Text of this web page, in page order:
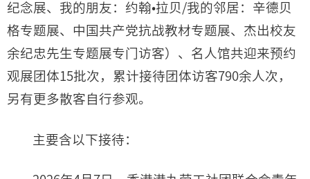
纪念展、我的朋友：约翰•拉贝/我的邻居：辛德贝
格专题展、中国共产党抗战教材专题展、杰出校友
余纪忠先生专题展专门访客）、名人馆共迎来预约
观展团体15批次，累计接待团体访客790余人次，
另有更多散客自行参观。
主要含以下接待：